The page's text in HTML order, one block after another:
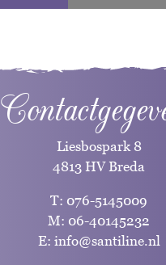
Liesbospark 8
4813 HV Breda
T: 076-5145009
M: 06-40145232
E: info@santiline.nl